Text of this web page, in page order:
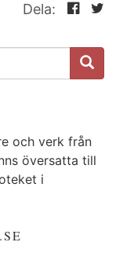
Dela:
och verk från
översatta till
i